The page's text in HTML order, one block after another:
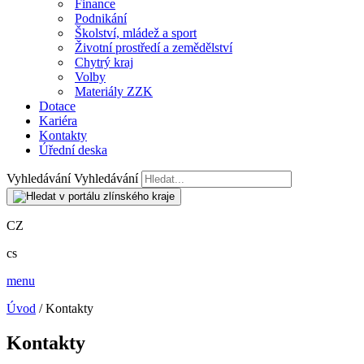
Finance
Podnikání
Školství, mládež a sport
Životní prostředí a zemědělství
Chytrý kraj
Volby
Materiály ZZK
Dotace
Kariéra
Kontakty
Úřední deska
Vyhledávání Vyhledávání
CZ
cs
menu
Úvod / Kontakty
Kontakty